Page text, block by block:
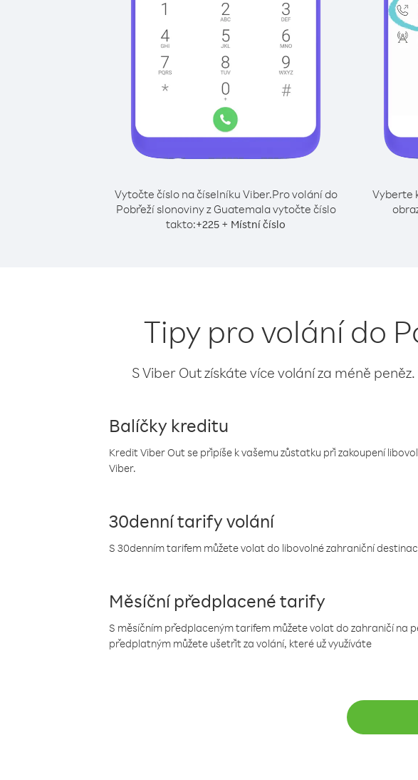
Vytočte číslo na číselníku Viber.Pro volání do
Pobřeží slonoviny z Guatemala vytočte číslo
takto:+225 + Místní číslo
Vyberte
Tipy pro volání do
S Viber Out získáte více volání za méně
Balíčky kreditu
Kredit Viber Out se připíše k vašemu zůstatku při zakoupení
Viber.
30denní tarify volání
S 30denním tarifem můžete volat do libovolné zahraniční
Měsíční předplacené tarify
S měsíčním předplaceným tarifem můžete volat do zahraničí na
předplatným můžete ušetřit za volání, které už využíváte